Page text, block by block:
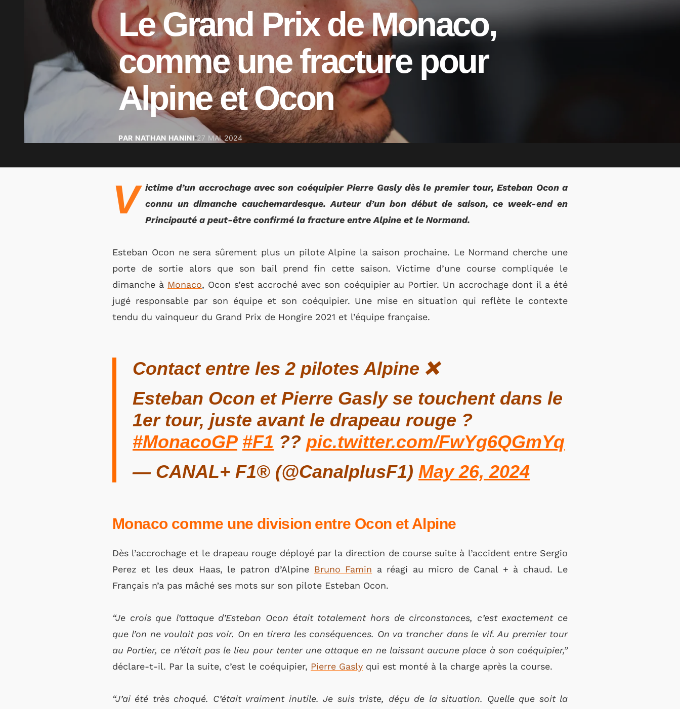
Le Grand Prix de Monaco,
comme une fracture pour
Alpine et Ocon
PAR NATHAN HANINI 27 MAI 2024
V ictime d’un accrochage avec son coéquipier Pierre Gasly dès le premier tour, Esteban Ocon a
connu un dimanche cauchemardesque. Auteur d’un bon début de saison, ce week-end en
Principauté a peut-être confirmé la fracture entre Alpine et le Normand.
Esteban Ocon ne sera sûrement plus un pilote Alpine la saison prochaine. Le Normand cherche une
porte de sortie alors que son bail prend fin cette saison. Victime d’une course compliquée le
dimanche à Monaco, Ocon s’est accroché avec son coéquipier au Portier. Un accrochage dont il a été
jugé responsable par son équipe et son coéquipier. Une mise en situation qui reflète le contexte
tendu du vainqueur du Grand Prix de Hongire 2021 et l’équipe française.
Contact entre les 2 pilotes Alpine ❌
Esteban Ocon et Pierre Gasly se touchent dans le
1er tour, juste avant le drapeau rouge ?
#MonacoGP #F1 ?? pic.twitter.com/FwYg6QGmYq
— CANAL+ F1® (@CanalplusF1) May 26, 2024
Monaco comme une division entre Ocon et Alpine
Dès l’accrochage et le drapeau rouge déployé par la direction de course suite à l’accident entre Sergio
Perez et les deux Haas, le patron d’Alpine Bruno Famin a réagi au micro de Canal + à chaud. Le
Français n’a pas mâché ses mots sur son pilote Esteban Ocon.
“Je crois que l’attaque d’Esteban Ocon était totalement hors de circonstances, c’est exactement ce
que l’on ne voulait pas voir. On en tirera les conséquences. On va trancher dans le vif.Au premier tour
au Portier, ce n’était pas le lieu pour tenter une attaque en ne laissant aucune place à son coéquipier,”
déclare-t-il. Par la suite, c’est le coéquipier, Pierre Gasly qui est monté à la charge après la course.
“J’ai été très choqué. C’était vraiment inutile. Je suis triste, déçu de la situation. Quelle que soit la